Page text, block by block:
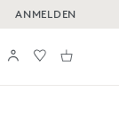
ANMELDEN